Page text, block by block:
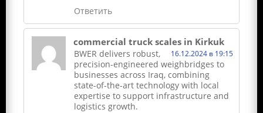
Ответить
commercial truck scales in Kirkuk
16.12.2024 в 19:15
BWER delivers robust,
precision-engineered weighbridges to
businesses across Iraq, combining
state-of-the-art technology with local
expertise to support infrastructure and
logistics growth.